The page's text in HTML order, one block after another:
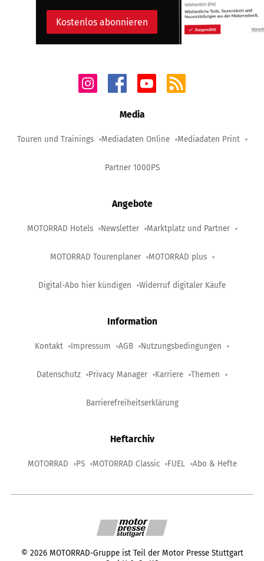
Kostenlos abonnieren
Media
Touren und Trainings Mediadaten Online Mediadaten Print
Partner 1000PS
Angebote
MOTORRAD Hotels Newsletter Marktplatz und Partner
MOTORRAD Tourenplaner MOTORRAD plus
Digital-Abo hier kündigen Widerruf digitaler Käufe
Information
Kontakt Impressum AGB Nutzungsbedingungen
Datenschutz Privacy Manager Karriere Themen
Barrierefreiheitserklärung
Heftarchiv
MOTORRAD PS MOTORRAD Classic FUEL Abo & Hefte
© 2026 MOTORRAD-Gruppe ist Teil der Motor Presse Stuttgart